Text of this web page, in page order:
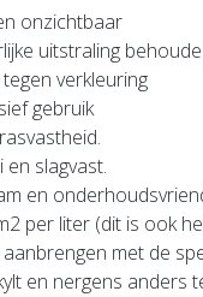
onzichtbaar
uitstraling
verkleuring
gebruik
slagvast.
en
per liter (dit is ook
aanbrengen met de
en nergens anders